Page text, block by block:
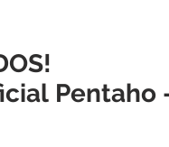
Pentaho